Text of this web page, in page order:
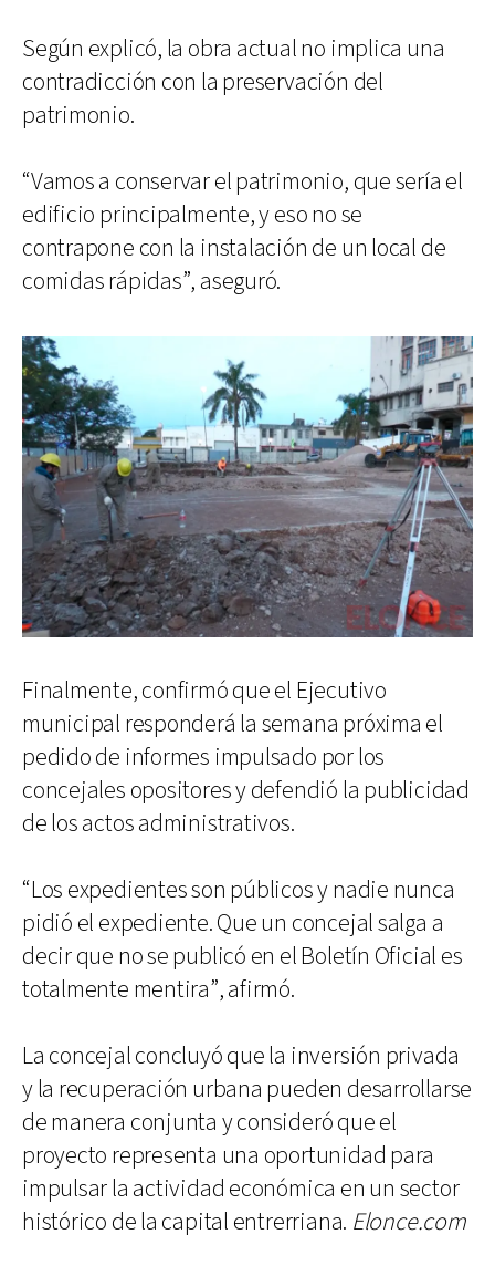
Según explicó, la obra actual no implica una
contradicción con la preservación del
patrimonio.
“Vamos a conservar el patrimonio, que sería el
edificio principalmente, y eso no se
contrapone con la instalación de un local de
comidas rápidas”, aseguró.
Finalmente, confirmó que el Ejecutivo
municipal responderá la semana próxima el
pedido de informes impulsado por los
concejales opositores y defendió la publicidad
de los actos administrativos.
“Los expedientes son públicos y nadie nunca
pidió el expediente. Que un concejal salga a
decir que no se publicó en el Boletín Oficial es
totalmente mentira”, afirmó.
La concejal concluyó que la inversión privada
y la recuperación urbana pueden desarrollarse
de manera conjunta y consideró que el
proyecto representa una oportunidad para
impulsar la actividad económica en un sector
histórico de la capital entrerriana. Elonce.com